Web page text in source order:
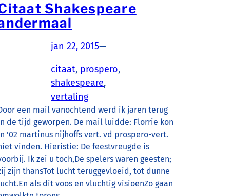
Shakespeare
jan 22, 2015—
citaat, prospero
shakespeare
vertaling
een mail vanochtend werd ik jaren terug
de tijd geworpen. De mail luidde: Florrie kon
’02 martinus nijhoffs vert. vd prospero-vert.
vinden. Hieristie: De feestvreugde is
Ik zei u toch,De spelers waren geesten;
zijn thansTot lucht teruggevloeid, tot dunne
als dit voos en vluchtig visioenZo gaan